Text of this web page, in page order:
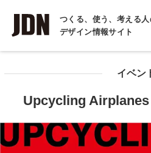
つくる、使う、考える人
デザイン情報サイト
INTERVIEW
インタビュー
コラム
イベン
Upcycling